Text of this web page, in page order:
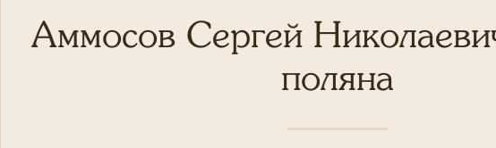
Аммосов Сергей
поляна